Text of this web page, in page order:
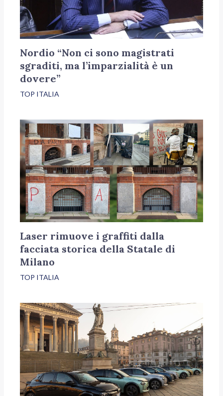
Nordio “Non ci sono magistrati
sgraditi, ma l’imparzialità è un
dovere”
TOP ITALIA
Laser rimuove i graffiti dalla
facciata storica della Statale di
Milano
TOP ITALIA